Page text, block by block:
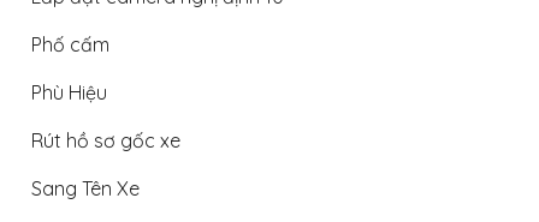
Phố cấm
Phù Hiệu
Rút hồ sơ gốc xe
Sang Tên Xe